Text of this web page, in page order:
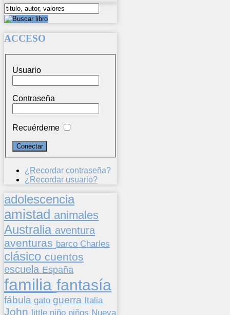
ACCESO
Usuario
Contraseña
Recuérdeme
¿Recordar contraseña?
¿Recordar usuario?
adolescencia
amistad animales
Australia aventura
aventuras barco Charles
clásico cuentos
escuela España
familia fantasía
fábula gato guerra Italia
John little niño niños Nueva